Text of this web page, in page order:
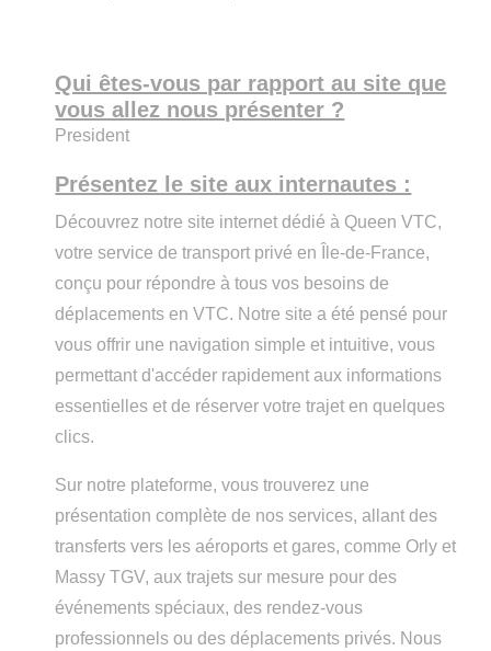
Qui êtes-vous par rapport au site que
vous allez nous présenter ?
President
Présentez le site aux internautes :
Découvrez notre site internet dédié à Queen VTC,
votre service de transport privé en Île-de-France,
conçu pour répondre à tous vos besoins de
déplacements en VTC. Notre site a été pensé pour
vous offrir une navigation simple et intuitive, vous
permettant d'accéder rapidement aux informations
essentielles et de réserver votre trajet en quelques
clics.
Sur notre plateforme, vous trouverez une
présentation complète de nos services, allant des
transferts vers les aéroports et gares, comme Orly et
Massy TGV, aux trajets sur mesure pour des
événements spéciaux, des rendez-vous
professionnels ou des déplacements privés. Nous